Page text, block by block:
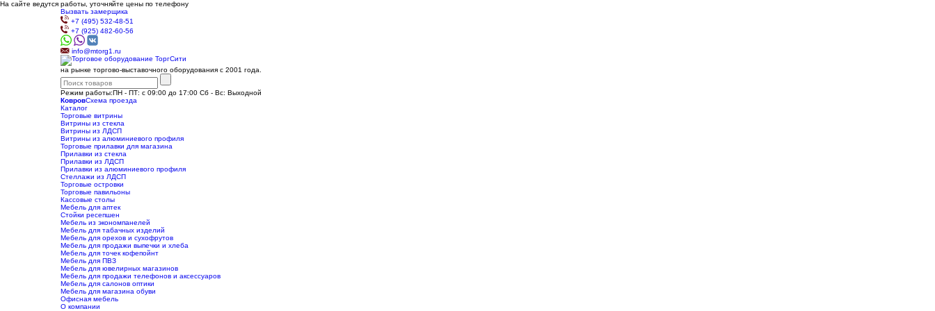
На сайте ведутся работы, уточняйте цены по телефону
Вызвать замерщика
+7 (495) 532-48-51
+7 (925) 482-60-56
info@mtorg1.ru
на рынке торгово-выставочного оборудования с 2001 года.
Режим работы:ПН - ПТ: с 09:00 до 17:00 Сб - Вс: Выходной
КовровСхема проезда
Каталог
Торговые витрины
Витрины из cтекла
Витрины из ЛДСП
Витрины из алюминиевого профиля
Торговые прилавки для магазина
Прилавки из стекла
Прилавки из ЛДСП
Прилавки из алюминиевого профиля
Стеллажи из ЛДСП
Торговые островки
Торговые павильоны
Кассовые столы
Мебель для аптек
Стойки ресепшен
Мебель из экономпанелей
Мебель для табачных изделий
Мебель для орехов и сухофрутов
Мебель для продажи выпечки и хлеба
Мебель для точек кофепойнт
Мебель для ПВЗ
Мебель для ювелирных магазинов
Мебель для продажи телефонов и аксессуаров
Мебель для салонов оптики
Мебель для магазина обуви
Офисная мебель
О компании